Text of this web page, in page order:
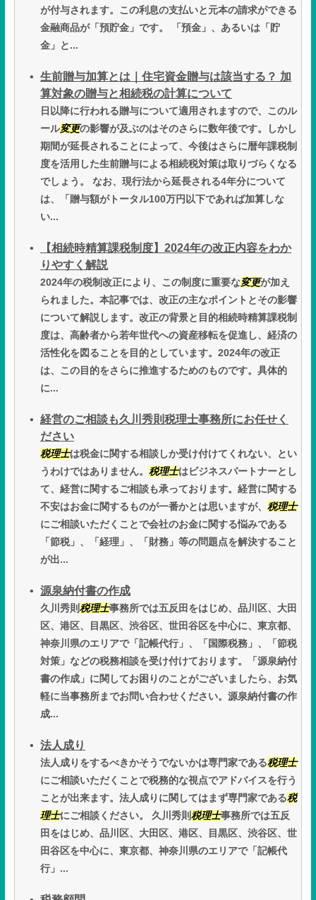
が付与されます。この利息の支払いと元本の請求ができる
金融商品が「預貯金」です。 「預金」、あるいは「貯
金」と...
生前贈与加算とは｜住宅資金贈与は該当する？ 加
算対象の贈与と相続税の計算について
日以降に行われる贈与について適用されますので、このル
ール変更の影響が及ぶのはそのさらに数年後です。しかし
期間が延長されることによって、今後はさらに暦年課税制
度を活用した生前贈与による相続税対策は取りづらくなる
でしょう。 なお、現行法から延長される4年分について
は、「贈与額がトータル100万円以下であれば加算しな
い...
【相続時精算課税制度】2024年の改正内容をわか
りやすく解説
2024年の税制改正により、この制度に重要な変更が加え
られました。本記事では、改正の主なポイントとその影響
について解説します。改正の背景と目的相続時精算課税制
度は、高齢者から若年世代への資産移転を促進し、経済の
活性化を図ることを目的としています。2024年の改正
は、この目的をさらに推進するためのものです。具体的
に...
経営のご相談も久川秀則税理士事務所にお任せく
ださい
税理士は税金に関する相談しか受け付けてくれない、とい
うわけではありません。 税理士はビジネスパートナーとし
て、経営に関するご相談も承っております。経営に関する
不安はお金に関するものが一番かとは思いますが、 税理士
にご相談いただくことで会社のお金に関する悩みである
「節税」、「経理」、「財務」等の問題点を解決すること
が出...
源泉納付書の作成
久川秀則税理士事務所では五反田をはじめ、品川区、大田
区、港区、目黒区、渋谷区、世田谷区を中心に、東京都、
神奈川県のエリアで「記帳代行」、「国際税務」、「節税
対策」などの税務相談を受け付けております。「源泉納付
書の作成」に関してお困りのことがございましたら、お気
軽に当事務所までお問い合わせください。源泉納付書の作
成...
法人成り
法人成りをするべきかそうでないかは専門家である税理士
にご相談いただくことで税務的な視点でアドバイスを行う
ことが出来ます。法人成りに関してはまず専門家である税
理士にご相談ください。 久川秀則税理士事務所では五反
田をはじめ、品川区、大田区、港区、目黒区、渋谷区、世
田谷区を中心に、東京都、神奈川県のエリアで「記帳代
行」...